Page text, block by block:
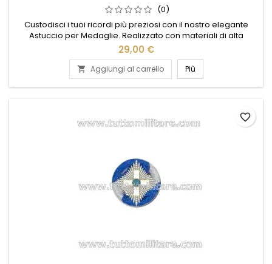
(0)
Custodisci i tuoi ricordi più preziosi con il nostro elegante
Astuccio per Medaglie. Realizzato con materiali di alta
qualità, questo astuccio offre una protezione ottimale e un
design raffinato che valorizza ogni medaglia. L'interno
vellutato e le finiture curate nei dettagli garantiscono un
alloggio sicuro e un'esposizione impeccabile. Perfetto per...
29,00 €
 Aggiungi al carrello Più
favorite_border